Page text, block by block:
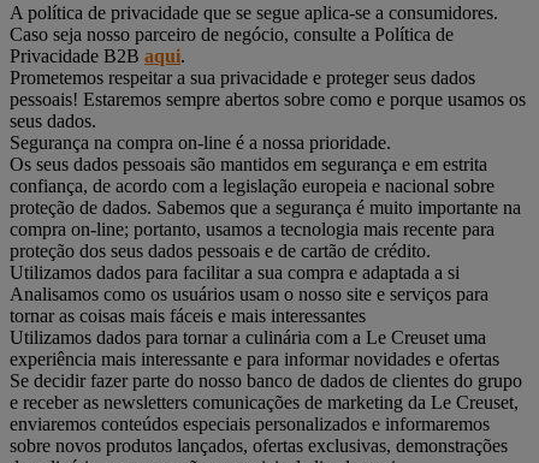
A política de privacidade que se segue aplica-se a consumidores.
Caso seja nosso parceiro de negócio, consulte a Política de
Privacidade B2B aqui.
Prometemos respeitar a sua privacidade e proteger seus dados
pessoais! Estaremos sempre abertos sobre como e porque usamos os
seus dados.
Segurança na compra on-line é a nossa prioridade.
Os seus dados pessoais são mantidos em segurança e em estrita
confiança, de acordo com a legislação europeia e nacional sobre
proteção de dados. Sabemos que a segurança é muito importante na
compra on-line; portanto, usamos a tecnologia mais recente para
proteção dos seus dados pessoais e de cartão de crédito.
Utilizamos dados para facilitar a sua compra e adaptada a si
Analisamos como os usuários usam o nosso site e serviços para
tornar as coisas mais fáceis e mais interessantes
Utilizamos dados para tornar a culinária com a Le Creuset uma
experiência mais interessante e para informar novidades e ofertas
Se decidir fazer parte do nosso banco de dados de clientes do grupo
e receber as newsletters comunicações de marketing da Le Creuset,
enviaremos conteúdos especiais personalizados e informaremos
sobre novos produtos lançados, ofertas exclusivas, demonstrações